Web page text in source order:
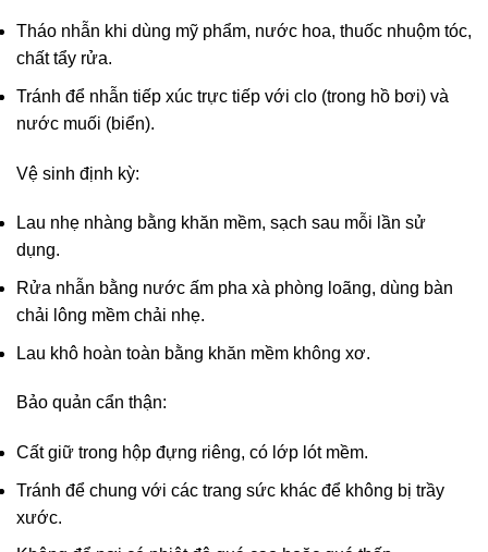
Tháo nhẫn khi dùng mỹ phẩm, nước hoa, thuốc nhuộm tóc,
chất tẩy rửa.
Tránh để nhẫn tiếp xúc trực tiếp với clo (trong hồ bơi) và
nước muối (biển).
Vệ sinh định kỳ:
Lau nhẹ nhàng bằng khăn mềm, sạch sau mỗi lần sử
dụng.
Rửa nhẫn bằng nước ấm pha xà phòng loãng, dùng bàn
chải lông mềm chải nhẹ.
Lau khô hoàn toàn bằng khăn mềm không xơ.
Bảo quản cẩn thận:
Cất giữ trong hộp đựng riêng, có lớp lót mềm.
Tránh để chung với các trang sức khác để không bị trầy
xước.